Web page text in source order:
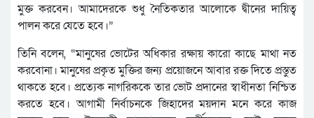
মুক্ত করবেন। আমাদেরকে শুধু নৈতিকতার আলোকে দ্বীনের দায়িত্ব
পালন করে যেতে হবে।”
তিনি বলেন, “মানুষের ভোটের অধিকার রক্ষায় কারো কাছে মাথা নত
করবোনা। মানুষের প্রকৃত মুক্তির জন্য প্রয়োজনে আবার রক্ত দিতে প্রস্তুত
থাকতে হবে। প্রত্যেক নাগরিককে তার ভোট প্রদানের স্বাধীনতা নিশ্চিত
করতে হবে। আগামী নির্বাচনকে জিহাদের ময়দান মনে করে কাজ